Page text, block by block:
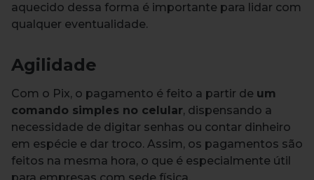
aquecido dessa forma é importante para lidar com
qualquer eventualidade.
Agilidade
Com o Pix, o pagamento é feito a partir de um
comando simples no celular, dispensando a
necessidade de digitar senhas ou contar dinheiro
em espécie e dar troco. Assim, os pagamentos são
feitos na mesma hora, o que é especialmente útil